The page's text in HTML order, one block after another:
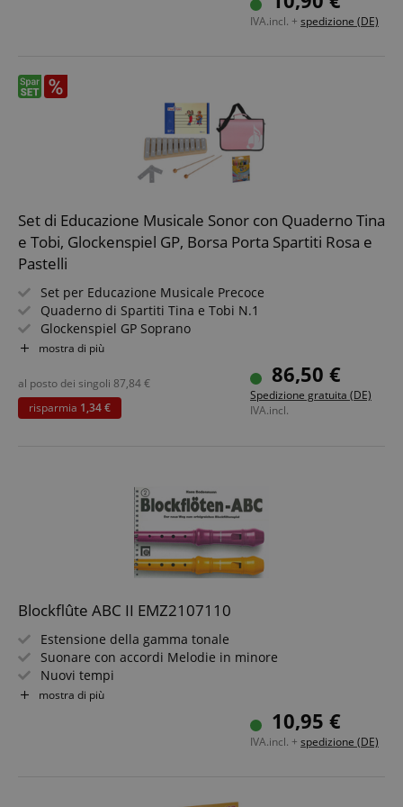
IVA.incl. + spedizione (DE)
Set di Educazione Musicale Sonor con Quaderno Tina
e Tobi, Glockenspiel GP, Borsa Porta Spartiti Rosa e
Pastelli
Set per Educazione Musicale Precoce
Quaderno di Spartiti Tina e Tobi N.1
Glockenspiel GP Soprano
12 Pastelli a Cera
mostra di più
86,50 €
Spedizione gratuita (DE)
IVA.incl.
al posto dei singoli 87,84€
risparmia 1,34 €
Blockflûte ABC II EMZ2107110
Estensione della gamma tonale
Suonare con accordi Melodie in minore
Nuovi tempi
Molti brani melodici
mostra di più
10,95 €
IVA.incl. + spedizione (DE)
I cookie strettamente necessari consentono
funzionalità del sito Web principale come l'accesso
www.kirstein.de
apay-session-set
CookieScriptConsent
Google Privacy Policy